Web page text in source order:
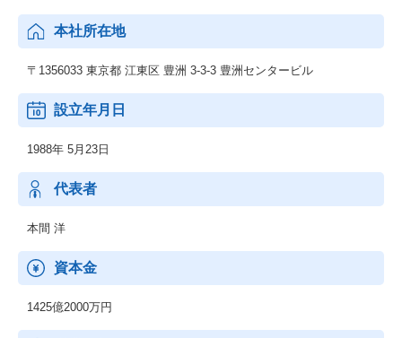
本社所在地
〒1356033 東京都 江東区 豊洲 3-3-3 豊洲センタービル
設立年月日
1988年 5月23日
代表者
本間 洋
資本金
1425億2000万円